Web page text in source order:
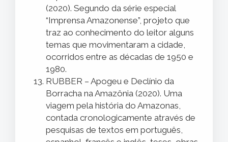
(2020). Segundo da série especial
“Imprensa Amazonense”, projeto que
traz ao conhecimento do leitor alguns
temas que movimentaram a cidade,
ocorridos entre as décadas de 1950 e
1980.
RUBBER – Apogeu e Declínio da
Borracha na Amazônia (2020). Uma
viagem pela história do Amazonas,
contada cronologicamente através de
pesquisas de textos em português,